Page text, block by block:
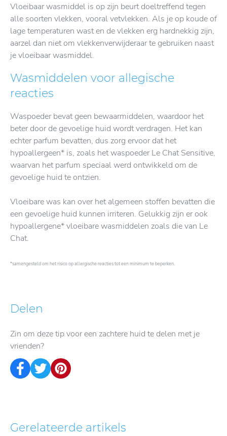
Vloeibaar wasmiddel is op zijn beurt doeltreffend tegen
alle soorten vlekken, vooral vetvlekken. Als je op koude of
lage temperaturen wast en de vlekken erg hardnekkig zijn,
aarzel dan niet om vlekkenverwijderaar te gebruiken naast
je vloeibaar wasmiddel.
Wasmiddelen voor allegische
reacties
Waspoeder bevat geen bewaarmiddelen, waardoor het
beter door de gevoelige huid wordt verdragen. Het kan
echter parfum bevatten, dus zorg ervoor dat het
hypoallergeen* is, zoals het waspoeder Le Chat Sensitive,
waarvan het parfum speciaal werd ontwikkeld om de
gevoelige huid te ontzien.
Vloeibare was kan over het algemeen stoffen bevatten die
een gevoelige huid kunnen irriteren. Gelukkig zijn er ook
hypoallergene* vloeibare wasmiddelen zoals die van Le
Chat.
*samengesteld om het risico op allergische reacties tot een minimum te beperken.
Delen
Zin om deze tip voor een zachtere huid te delen met je
vrienden?
Gerelateerde artikels